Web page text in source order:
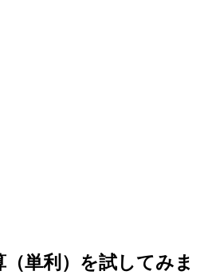
単利）を試してみま